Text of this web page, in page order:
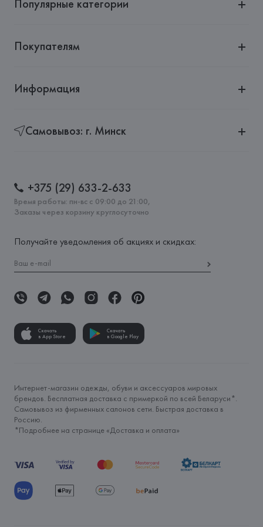
Популярные категории
Покупателям
Информация
Самовывоз: г. Минск
+375 (29) 633-2-633
Время работы: пн-вс с 09:00 до 21:00,
Заказы через корзину круглосуточно
Получайте уведомления об акциях и скидках:
Скачать
в App Store
Скачать
в Google Play
Интернет-магазин одежды, обуви и аксессуаров мировых
брендов. Бесплатная доставка с примеркой по всей Беларуси*.
Самовывоз из фирменных салонов сети. Быстрая доставка в
Россию.
*Подробнее на странице «Доставка и оплата»